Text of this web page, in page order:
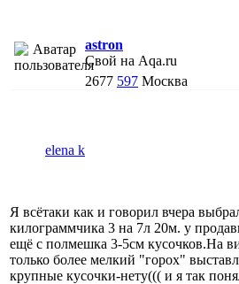
astron
Свой на Aqa.ru
2677 597 Москва
elena k
Я всётаки как и говорил вчера
килограммчика 3 на 7л 20м. у
ещё с полмешка 3-5см кусочков.На
только более мелкий "горох"
крупные кусочки-нету((( и я так